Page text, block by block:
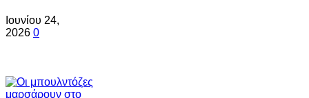
Ιουνίου 24,
2026 0